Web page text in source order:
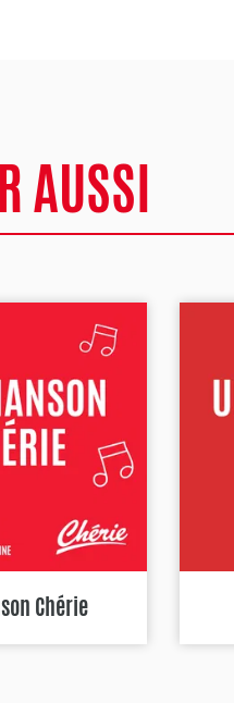
AUSSI
Chérie